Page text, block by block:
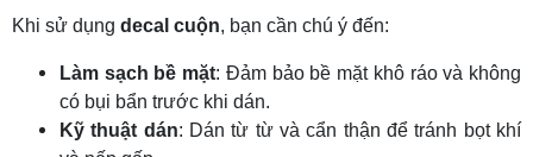
Khi sử dụng decal cuộn, bạn cần chú ý đến:
Làm sạch bề mặt: Đảm bảo bề mặt khô ráo và không
có bụi bẩn trước khi dán.
Kỹ thuật dán: Dán từ từ và cẩn thận để tránh bọt khí